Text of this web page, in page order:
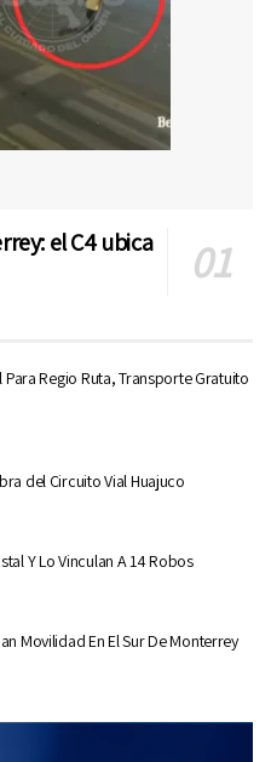
el C4 ubica
Regio Ruta, Transporte Gratuito
del Circuito Vial Huajuco
Y Lo Vinculan A 14 Robos
Movilidad En El Sur De Monterrey